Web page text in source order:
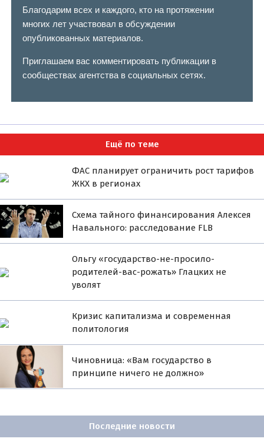
Благодарим всех и каждого, кто на протяжении
многих лет участвовал в обсуждении
опубликованных материалов.
Приглашаем вас комментировать публикации в
сообществах агентства в социальных сетях.
Ещё по теме
ФАС планирует ограничить рост тарифов
ЖКХ в регионах
Схема тайного финансирования Алексея
Навального: расследование FLB
Ольгу «государство-не-просило-
родителей-вас-рожать» Глацких не
уволят
Кризис капитализма и современная
политология
Чиновница: «Вам государство в
принципе ничего не должно»
Последние новости